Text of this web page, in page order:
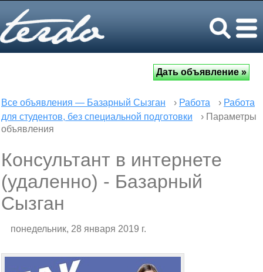
Все объявления — Базарный Сызган › Работа › Работа
для студентов, без специальной подготовки
› Параметры
объявления
Консультант в интернете
(удаленно) - Базарный
Сызган
понедельник, 28 января 2019 г.